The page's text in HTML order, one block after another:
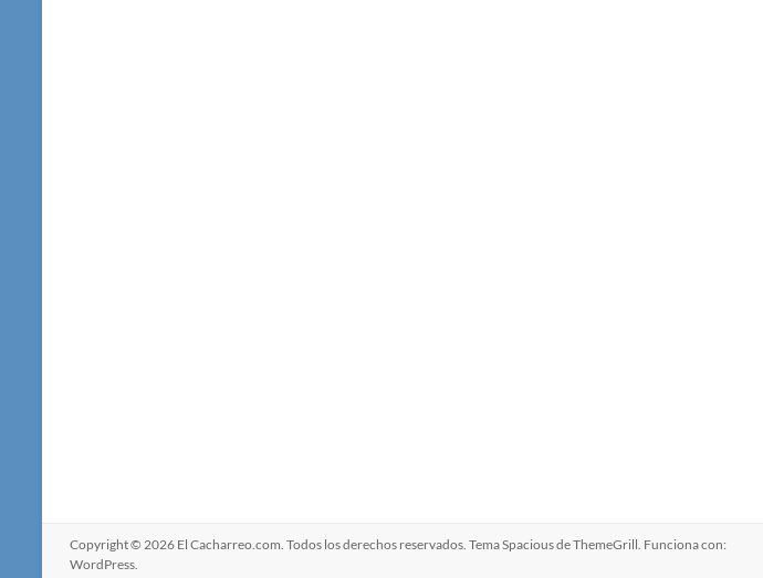
Copyright © 2026 El Cacharreo.com. Todos los derechos reservados. TemaSpaciousde ThemeGrill. Funciona con:
WordPress.